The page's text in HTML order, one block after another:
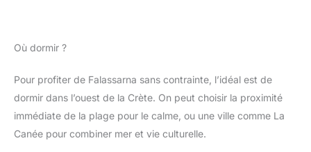
Où dormir ?
Pour profiter de Falassarna sans contrainte, l’idéal est de
dormir dans l’ouest de la Crète. On peut choisir la proximité
immédiate de la plage pour le calme, ou une ville comme La
Canée pour combiner mer et vie culturelle.